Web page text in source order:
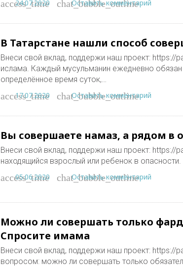
access_time
24.07.2020 chat_bubble_outline
Оставить комментарий
В Татарстане нашли способ
Внеси свой вклад, поддержи наш проект: https://
ислама. Каждый мусульманин ежедневно
определённое время суток,…
access_time
17.07.2020 chat_bubble_outline
Оставить комментарий
Вы совершаете намаз, а рядом в
Внеси свой вклад, поддержи наш проект:
находящийся взрослый или ребенок в
access_time
05.06.2020 chat_bubble_outline
Оставить комментарий
Можно ли совершать только
Спросите имама
Внеси свой вклад, поддержи наш проект: https://
вопросом: можно ли совершать только